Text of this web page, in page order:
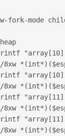
fork-mode
8xw
8xw
8xw
8xw